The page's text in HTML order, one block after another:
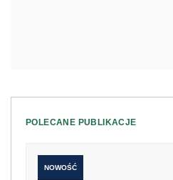
POLECANE PUBLIKACJE
NOWOŚĆ